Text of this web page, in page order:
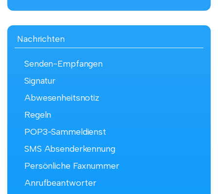
Nachrichten
Senden-Empfangen
Signatur
Abwesenheitsnotiz
Regeln
POP3-Sammeldienst
SMS Absenderkennung
Persönliche Faxnummer
Anrufbeantworter